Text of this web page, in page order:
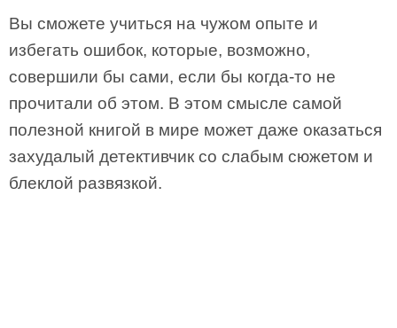
Вы сможете учиться на чужом опыте и
избегать ошибок, которые, возможно,
совершили бы сами, если бы когда-то не
прочитали об этом. В этом смысле самой
полезной книгой в мире может даже оказаться
захудалый детективчик со слабым сюжетом и
блеклой развязкой.